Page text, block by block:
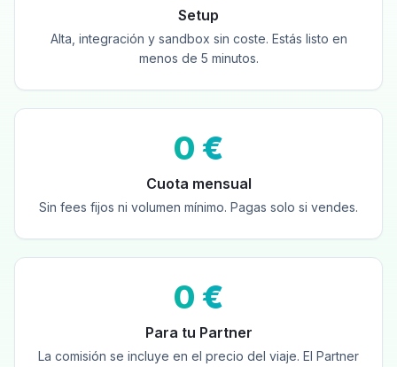
Setup
Alta, integración y sandbox sin coste. Estás listo en
menos de 5 minutos.
0 €
Cuota mensual
Sin fees fijos ni volumen mínimo. Pagas solo si vendes.
0 €
Para tu Partner
La comisión se incluye en el precio del viaje. El Partner